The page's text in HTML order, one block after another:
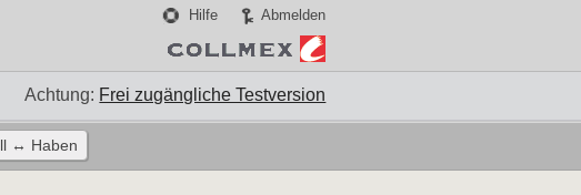
Hilfe Abmelden
Achtung: Frei zugängliche Testversion